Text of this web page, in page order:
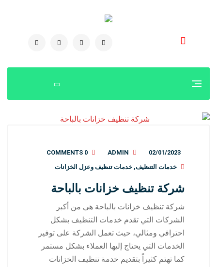
02/01/2023
ADMIN
0 COMMENTS
خدمات التنظيف, خدمات تنظيف وعزل الخزانات
شركة تنظيف خزانات بالباحة
شركة تنظيف خزانات بالباحة هي من أكبر
الشركات التي تقدم خدمات التنظيف بشكل
احترافي ومثالي، حيث تعمل الشركة على توفير
الخدمات التي يحتاج إليها العملاء بشكل مستمر
كما تهتم كثيراً بتقديم خدمة تنظيف الخزانات